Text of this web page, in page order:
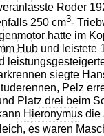
Roder
250 cm3-
hatte im
Hub und leistete
siegte
Pelz
Platz drei beim
Hieronymus
es waren